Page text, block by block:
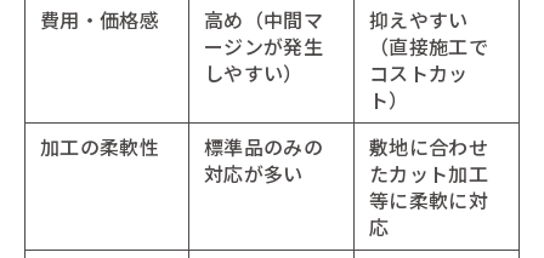
費用・価格感
高め（中間マ
ージンが発生
しやすい）
抑えやすい
（直接施工で
コストカッ
ト）
加工の柔軟性
標準品のみの
対応が多い
敷地に合わせ
たカット加工
等に柔軟に対
応